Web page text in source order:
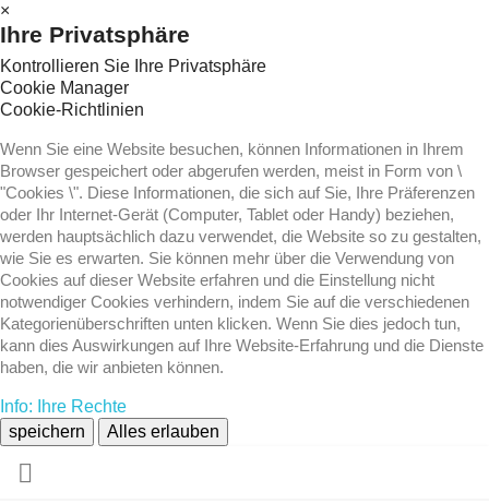
×
Ihre Privatsphäre
Kontrollieren Sie Ihre Privatsphäre
Cookie Manager
Cookie-Richtlinien
Wenn Sie eine Website besuchen, können Informationen in Ihrem
Browser gespeichert oder abgerufen werden, meist in Form von \
"Cookies \". Diese Informationen, die sich auf Sie, Ihre Präferenzen
oder Ihr Internet-Gerät (Computer, Tablet oder Handy) beziehen,
werden hauptsächlich dazu verwendet, die Website so zu gestalten,
wie Sie es erwarten. Sie können mehr über die Verwendung von
Cookies auf dieser Website erfahren und die Einstellung nicht
notwendiger Cookies verhindern, indem Sie auf die verschiedenen
Kategorienüberschriften unten klicken. Wenn Sie dies jedoch tun,
kann dies Auswirkungen auf Ihre Website-Erfahrung und die Dienste
haben, die wir anbieten können.
Info: Ihre Rechte
speichern
Alles erlauben
